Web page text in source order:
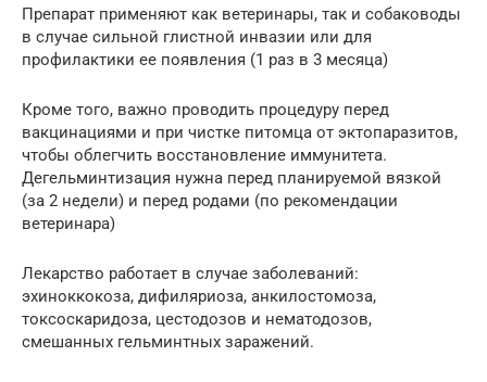
Препарат применяют как ветеринары, так и собаководы
в случае сильной глистной инвазии или для
профилактики ее появления (1 раз в 3 месяца)
Кроме того, важно проводить процедуру перед
вакцинациями и при чистке питомца от эктопаразитов,
чтобы облегчить восстановление иммунитета.
Дегельминтизация нужна перед планируемой вязкой
(за 2 недели) и перед родами (по рекомендации
ветеринара)
Лекарство работает в случае заболеваний:
эхиноккокоза, дифиляриоза, анкилостомоза,
токсоскаридоза, цестодозов и нематодозов,
смешанных гельминтных заражений.